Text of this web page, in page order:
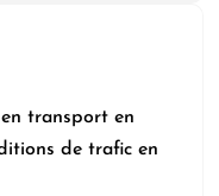
transport en
de trafic en